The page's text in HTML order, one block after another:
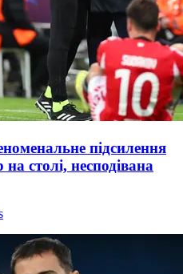
підсилення
столі, несподівана